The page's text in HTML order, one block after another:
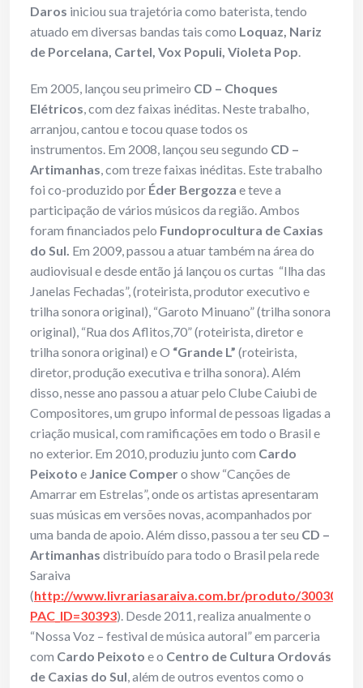
Daros iniciou sua trajetória como baterista, tendo
atuado em diversas bandas tais como Loquaz, Nariz
de Porcelana, Cartel, Vox Populi, Violeta Pop.
Em 2005, lançou seu primeiro CD – Choques
Elétricos, com dez faixas inéditas. Neste trabalho,
arranjou, cantou e tocou quase todos os
instrumentos. Em 2008, lançou seu segundo CD –
Artimanhas, com treze faixas inéditas. Este trabalho
foi co-produzido por Éder Bergozza e teve a
participação de vários músicos da região. Ambos
foram financiados pelo Fundoprocultura de Caxias
do Sul. Em 2009, passou a atuar também na área do
audiovisual e desde então já lançou os curtas “Ilha das
Janelas Fechadas”, (roteirista, produtor executivo e
trilha sonora original), “Garoto Minuano” (trilha sonora
original), “Rua dos Aflitos,70” (roteirista, diretor e
trilha sonora original) e O “Grande L” (roteirista,
diretor, produção executiva e trilha sonora). Além
disso, nesse ano passou a atuar pelo Clube Caiubi de
Compositores, um grupo informal de pessoas ligadas a
criação musical, com ramificações em todo o Brasil e
no exterior. Em 2010, produziu junto com Cardo
Peixoto e Janice Compero show “Canções de
Amarrar em Estrelas”, onde os artistas apresentaram
suas músicas em versões novas, acompanhados por
uma banda de apoio. Além disso, passou a ter seu CD –
Artimanhas distribuído para todo o Brasil pela rede
Saraiva
(http://www.livrariasaraiva.com.br/produto/3003034?
PAC_ID=30393). Desde 2011, realiza anualmente o
“Nossa Voz – festival de música autoral” em parceria
com Cardo Peixoto e o Centro de Cultura Ordovás
de Caxias do Sul, além de outros eventos como o